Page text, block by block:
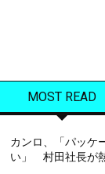
MOST READ
カンロ、「パッケ
い」 村田社長が